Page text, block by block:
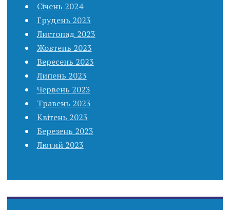
Січень 2024
Грудень 2023
Листопад 2023
Жовтень 2023
Вересень 2023
Липень 2023
Червень 2023
Травень 2023
Квітень 2023
Березень 2023
Лютий 2023